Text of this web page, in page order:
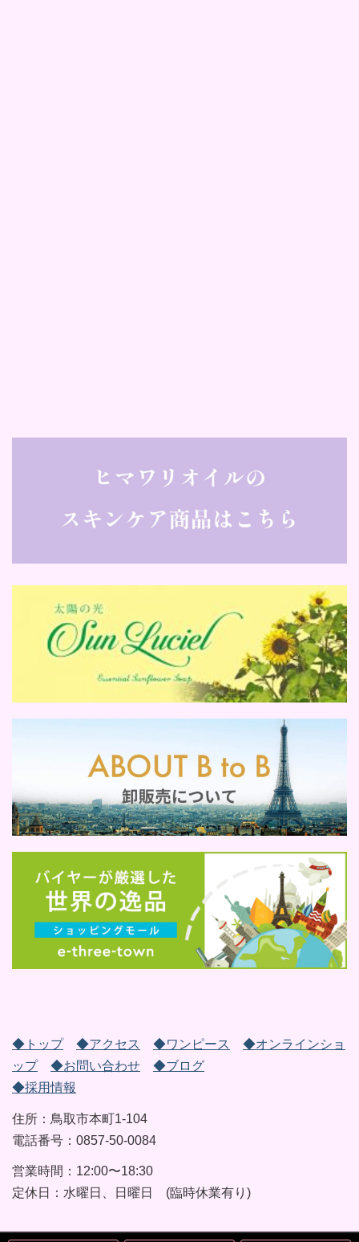
◆トップ ◆アクセス ◆ワンピース
◆オンラインショ
ップ
◆お問い合わせ
◆ブログ
◆採用情報
住所：鳥取市本町1-104
電話番号：0857-50-0084
営業時間：12:00〜18:30
定休日：水曜日、日曜日 (臨時休業有り)